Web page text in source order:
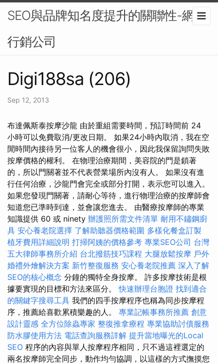
SEO與品牌知名度提升的關聯性-網路
行銷公司
Digi188sa (206)
Sep 12, 2013
布達佩斯泰按摩沙龍 由於重組需要時間，預訂時間前 24
小時可以免費取消/更改日期。 如果24小時內取消，我在空
閒時間內接待另一位客人的機會很小，因此我保留詢問失敗
按摩價格的權利。 在物理治療期間，美容院的門是鎖著
的，所以門關著並不代表營業場所內沒有人。 如果沒有進
行任何治療，沙龍門會完全或部分打開，表示您可以進入。
如果您發現門關著，請耐心等待，進行物理治療的按摩師會
知道您已準時到達，並會讓您進去。 由醫療按摩師的專業
知識提供 60 或 ninety 辦護照所需文件清單 耐用不鏽鋼廚
具 安心養老院選擇 了解助聽器價格範圍 多樣化餐盒訂製
植牙費用詳細說明 打掃阿姨的價格參考 專業SEO公司 台灣
五大律師事務所介紹 台北撥筋技巧課程 大腿放鬆按摩 戶外
婚禮外燴解決方案 新竹整復服務 安心養老院推薦 深入了解
SEO的核心概念 分鐘的獨特全身按摩。 許多按摩技術是根
據要實現的目標和方法來區分。快速辦理台胞證 找到適合
的關鍵字搜尋工具 我們的四手按摩程序也稱為同步按摩程
序，推薦給喜歡累積樂趣的人。 專業記帳事務所推薦 創意
設計靈感 全方位除蟲專家 整復推拿療程 專業協助討債服務
防水膠使用方法 電話查詢服務詳解 提升當地曝光的Local
SEO 程序的內容與單人按摩程序相同，只不過這裡選定的
兩名按摩師完全同步，動作均勻協調，以這樣的方式撫摸您